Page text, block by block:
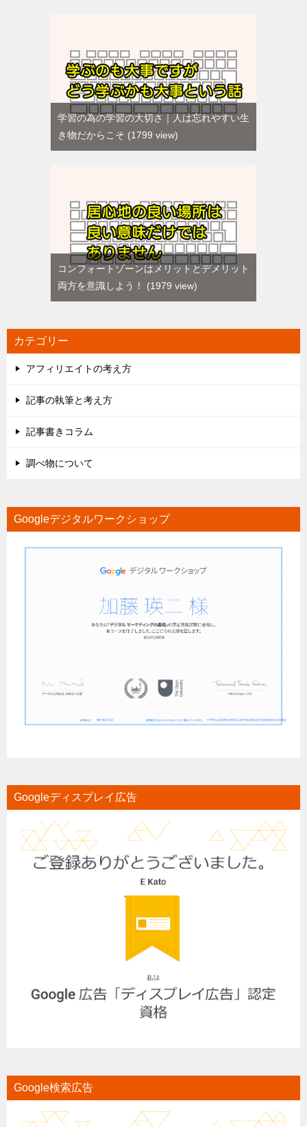
学習の為の学習の大切さ｜人は忘れやすい生
き物だからこそ
1799 view
コンフォートゾーンはメリットとデメリット
両方を意識しよう！
1979 view
カテゴリー
アフィリエイトの考え方
記事の執筆と考え方
記事書きコラム
調べ物について
Googleデジタルワークショップ
Googleディスプレイ広告
Google検索広告